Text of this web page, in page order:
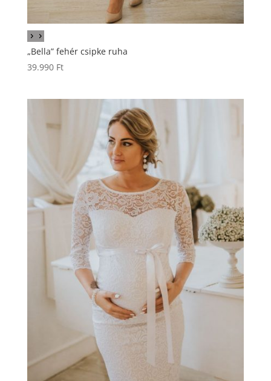
„Bella” fehér csipke ruha
39.990 Ft